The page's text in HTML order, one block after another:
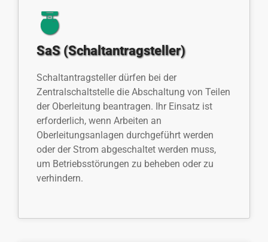
SaS (Schaltantragsteller)
Schaltantragsteller dürfen bei der
Zentralschaltstelle die Abschaltung von Teilen
der Oberleitung beantragen. Ihr Einsatz ist
erforderlich, wenn Arbeiten an
Oberleitungsanlagen durchgeführt werden
oder der Strom abgeschaltet werden muss,
um Betriebsstörungen zu beheben oder zu
verhindern.